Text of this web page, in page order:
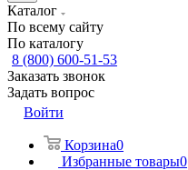
Каталог
По всему сайту
По каталогу
8 (800) 600-51-53
Заказать звонок
Задать вопрос
Войти
Корзина0
Избранные товары0